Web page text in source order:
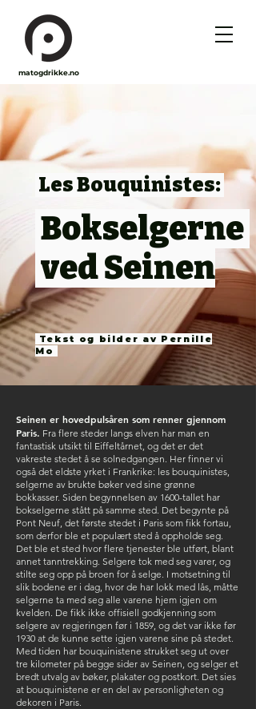
matogdrikke.no
Les Bouquinistes:
Bokselgerne
Tekst og bilder av Pernille
Mo
ved Seinen
Seinen er hovedpulsåren som renner gjennom
Paris. Fra flere steder langs elven har man en
fantastisk utsikt til Eiffeltårnet, og det er det
vakreste stedet å se solnedgangen. Her finner vi
også det eldste yrket i Frankrike: les bouquinistes,
selgerne av brukte bøker ved sine grønne
bokkasser. Siden begynnelsen av 1600-tallet har
bokselgerne stått på samme sted. Det begynte på
Pont Neuf, det første stedet i Paris som fikk fortau,
som derfor ble et populært sted å oppholde seg.
Det ble et sted hvor flere tjenester ble utført, blant
annet tanntrekking. Selgere tok med seg varer, og
stilte seg opp på broen for å selge. I motsetning til
slik bodene er i dag, hvor de har lokk med lås, måtte
selgerne ta med seg alle varene hjem igjen om
kvelden. De fikk ikke offisiell godkjenning som
selgere av regjeringen før i 1859, og det var ikke før
1930 at de kunne sette igjen varene sine på stedet.
Med tiden har bouquinistene strukket seg ut over
tre kilometer på begge sider av Seinen, og selger et
bredt utvalg av bøker, plakater og postkort. Det sies
at bouquinistene er en del av personligheten og
dekoren i Paris.